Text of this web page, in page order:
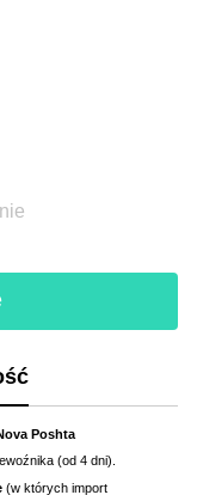
Poshta
(od 4 dni).
(w których import